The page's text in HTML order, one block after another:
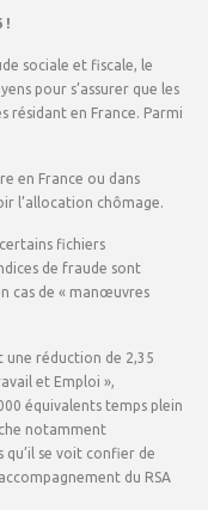
!
sociale et fiscale, le
pour s’assurer que les
résidant en France. Parmi
en France ou dans
l’allocation chômage.
fichiers
de fraude sont
cas de « manœuvres
une réduction de 2,35
et Emploi »,
équivalents temps plein
notamment
qu’il se voit confier de
du RSA